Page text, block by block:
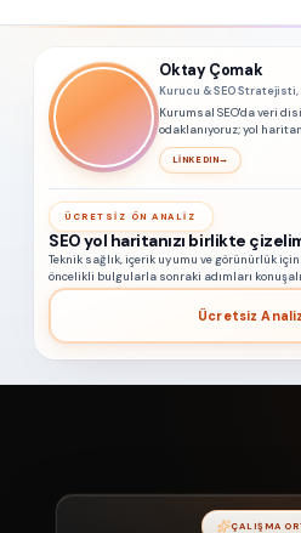
Oktay Çomak
Kurucu & SEO Stratejisti,
Kurumsal SEO'da veri
odaklanıyoruz; yol
LINKEDIN→
ÜCRETSIZ ÖN ANALIZ
SEO yol haritanızı birlikte
Teknik sağlık, içerik uyumu ve görünürlük
öncelikli bulgularla sonraki adımları
Ücretsiz
ÇALIŞMA